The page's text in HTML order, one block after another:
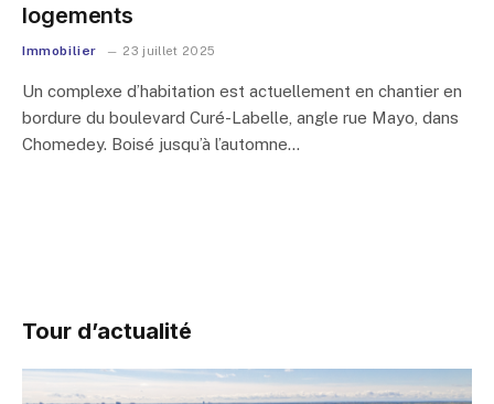
logements
Immobilier 23 juillet 2025
Un complexe d’habitation est actuellement en chantier en
bordure du boulevard Curé-Labelle, angle rue Mayo, dans
Chomedey. Boisé jusqu’à l’automne…
Tour d’actualité